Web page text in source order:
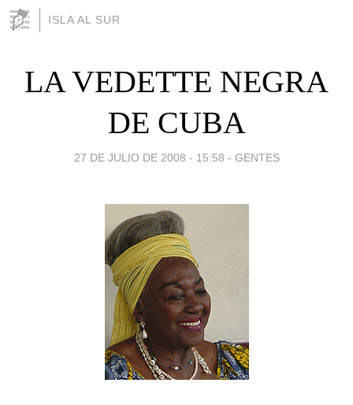
ISLA AL SUR
LA VEDETTE NEGRA
DE CUBA
27 DE JULIO DE 2008 - 15:58 - GENTES